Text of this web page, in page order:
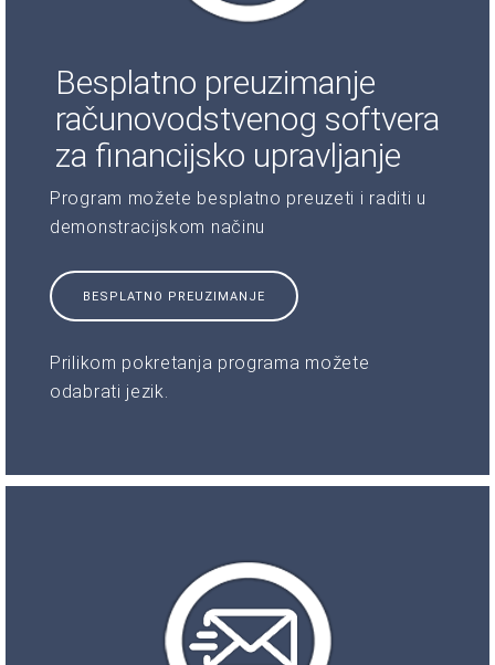
Besplatno preuzimanje
računovodstvenog softvera
za financijsko upravljanje
Program možete besplatno preuzeti i raditi u
demonstracijskom načinu
BESPLATNO PREUZIMANJE
Prilikom pokretanja programa možete
odabrati jezik.